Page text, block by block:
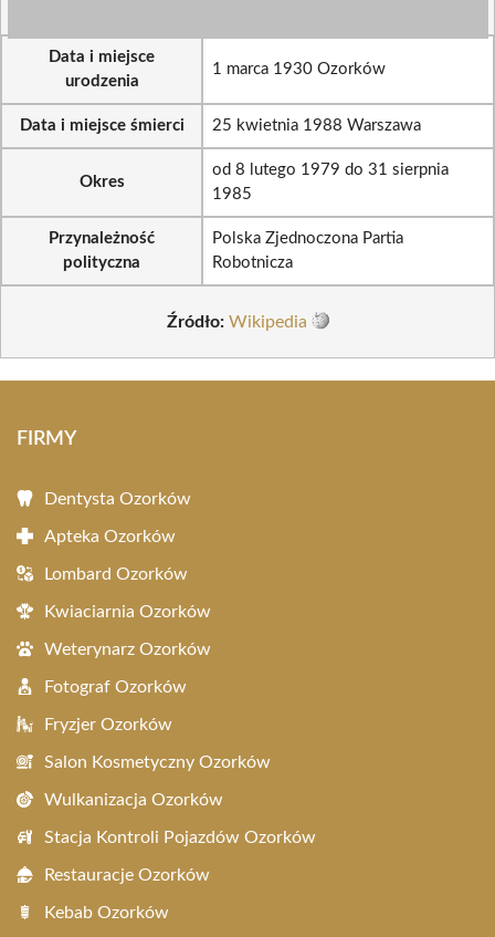
Data i miejsce
urodzenia
1 marca 1930 Ozorków
Data i miejsce śmierci 25 kwietnia 1988 Warszawa
Okres
od 8 lutego 1979 do 31 sierpnia
1985
Przynależność
polityczna
Polska Zjednoczona Partia
Robotnicza
Źródło: Wikipedia
FIRMY
Dentysta Ozorków
Apteka Ozorków
Lombard Ozorków
Kwiaciarnia Ozorków
Weterynarz Ozorków
Fotograf Ozorków
Fryzjer Ozorków
Salon Kosmetyczny Ozorków
Wulkanizacja Ozorków
Stacja Kontroli Pojazdów Ozorków
Restauracje Ozorków
Kebab Ozorków